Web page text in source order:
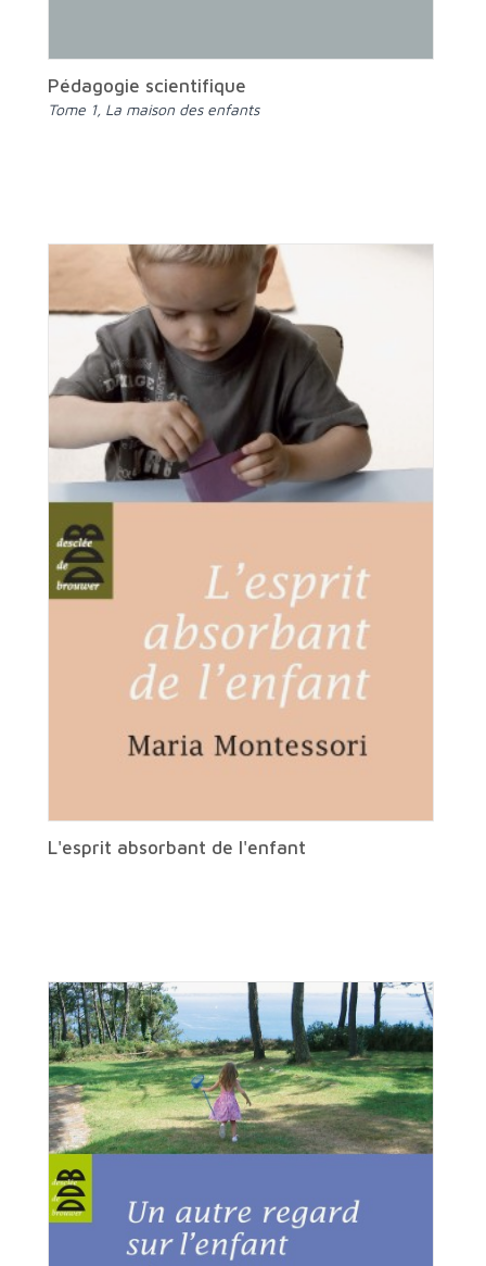
Pédagogie scientifique
Tome 1, La maison des enfants
L'esprit absorbant de l'enfant